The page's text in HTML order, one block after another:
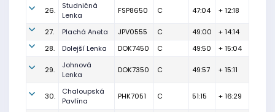
26.
Studničná
Lenka
FSP8650 C 47:04 + 12:18
27. Plachá Aneta JPV0555 C 49:00
+ 14:14
28.
Dolejší Lenka DOK7450 C 49:50 + 15:04
29.
Johnová
Lenka
DOK7350 C 49:57 + 15:11
30.
Chaloupská
Pavlína
PHK7051 C 51:15 + 16:29